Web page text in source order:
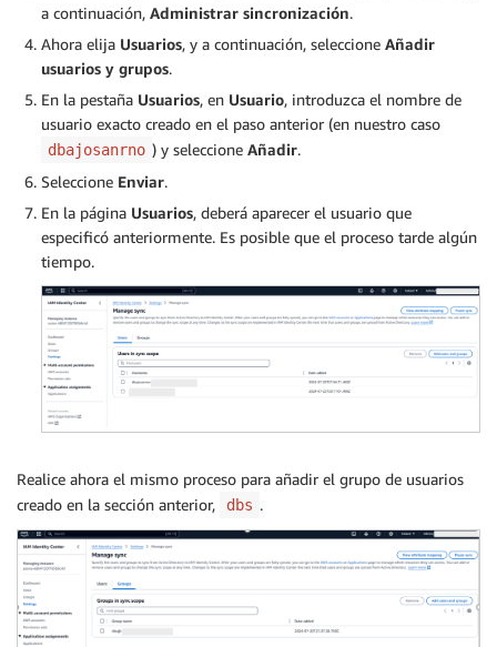
a continuación, Administrar sincronización.
Ahora elija Usuarios, y a continuación, seleccione Añadir
usuarios y grupos.
En la pestaña Usuarios, en Usuario, introduzca el nombre de
usuario exacto creado en el paso anterior (en nuestro caso
dbajosanrno ) y seleccione Añadir.
Seleccione Enviar.
En la página Usuarios, deberá aparecer el usuario que
especificó anteriormente. Es posible que el proceso tarde algún
tiempo.
Realice ahora el mismo proceso para añadir el grupo de usuarios
creado en la sección anterior,
dbs .